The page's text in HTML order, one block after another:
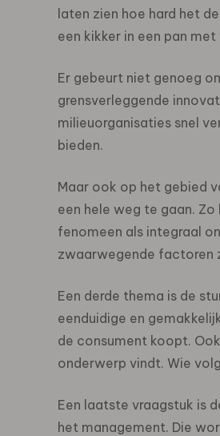
laten zien hoe hard het
een kikker in een pan
Er gebeurt niet genoeg
grensverleggende
milieuorganisaties snel
bieden.
Maar ook op het gebied
een hele weg te gaan.
fenomeen als integraal
zwaarwegende factoren
Een derde thema is de
eenduidige en
de consument koopt.
onderwerp vindt. Wie
Een laatste vraagstuk is
het management. Die